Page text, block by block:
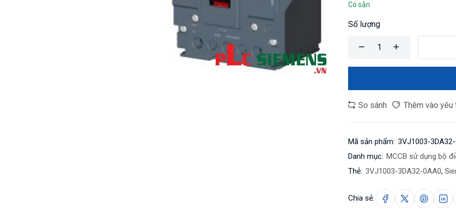
Có sẵn
Số lượng
So sánh Thêm vào yêu
Mã sản phẩm: 3VJ1003-
Danh mục: MCCB sử dụng bộ
Thẻ: 3VJ1003-3DA32-0AA0,
Chia sẻ: